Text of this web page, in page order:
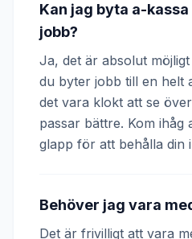
Kan jag byta a-
jobb?
Ja, det är absolut
du byter jobb till en helt
det vara klokt att se
passar bättre. Kom ihåg
glapp för att behålla din
Behöver jag vara
Det är frivilligt att vara